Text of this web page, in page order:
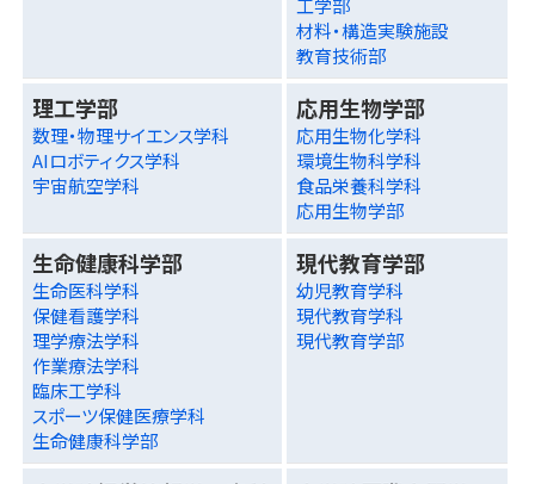
工学部
材料・構造実験施設
教育技術部
理工学部
数理・物理サイエンス学科
AIロボティクス学科
宇宙航空学科
応用生物学部
応用生物化学科
環境生物科学科
食品栄養科学科
応用生物学部
生命健康科学部
生命医科学科
保健看護学科
理学療法学科
作業療法学科
臨床工学科
スポーツ保健医療学科
生命健康科学部
現代教育学部
幼児教育学科
現代教育学科
現代教育学部